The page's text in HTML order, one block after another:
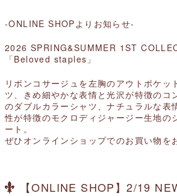
-ONLINE SHOPよりお知らせ-
2026 SPRING&SUMMER 1ST
「Beloved staples」
リボンコサージュ を左胸のアウトポケッ
ツ、きめ細やかな表情と光沢が特徴のコ
のダブルカラーシャツ、ナチュラルな表
性が特徴のモクロディジャージー生地の
ート。
ぜひオンラインショップでのお買い物を
【ONLINE SHOP】2/19